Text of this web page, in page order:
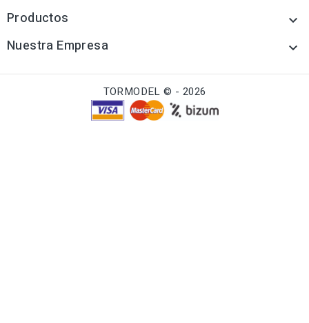
Productos 
Nuestra Empresa 
TORMODEL © - 2026